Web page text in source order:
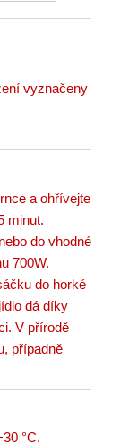
vyznačeny
a ohřívejte
minut.
do vhodné
700W.
do horké
dá díky
V přírodě
případně
°C.